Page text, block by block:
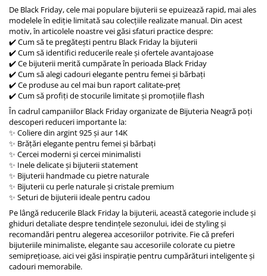
De Black Friday, cele mai populare bijuterii se epuizează rapid, mai ales
modelele în ediție limitată sau colecțiile realizate manual. Din acest
motiv, în articolele noastre vei găsi sfaturi practice despre:
✔️ Cum să te pregătești pentru Black Friday la bijuterii
✔️ Cum să identifici reducerile reale și ofertele avantajoase
✔️ Ce bijuterii merită cumpărate în perioada Black Friday
✔️ Cum să alegi cadouri elegante pentru femei și bărbați
✔️ Ce produse au cel mai bun raport calitate-preț
✔️ Cum să profiți de stocurile limitate și promoțiile flash
În cadrul campaniilor Black Friday organizate de Bijuteria Neagră poți
descoperi reduceri importante la:
✨ Coliere din argint 925 și aur 14K
✨ Brățări elegante pentru femei și bărbați
✨ Cercei moderni și cercei minimalisti
✨ Inele delicate și bijuterii statement
✨ Bijuterii handmade cu pietre naturale
✨ Bijuterii cu perle naturale și cristale premium
✨ Seturi de bijuterii ideale pentru cadou
Pe lângă reducerile Black Friday la bijuterii, această categorie include și
ghiduri detaliate despre tendințele sezonului, idei de styling și
recomandări pentru alegerea accesoriilor potrivite. Fie că preferi
bijuteriile minimaliste, elegante sau accesoriile colorate cu pietre
semiprețioase, aici vei găsi inspirație pentru cumpărături inteligente și
cadouri memorabile.